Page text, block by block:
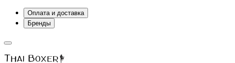
Оплата и доставка
Бренды